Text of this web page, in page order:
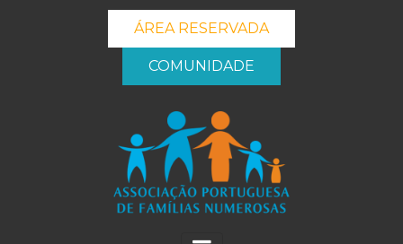
ÁREA RESERVADA
COMUNIDADE